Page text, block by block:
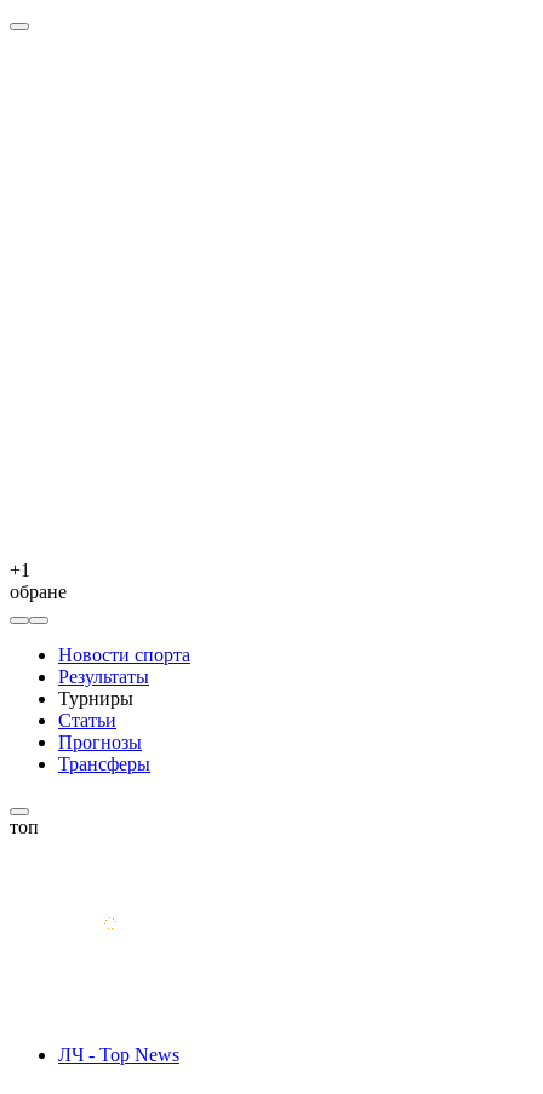
+1
обране
Новости спорта
Результаты
Турниры
Статьи
Прогнозы
Трансферы
топ
ЛЧ - Top News